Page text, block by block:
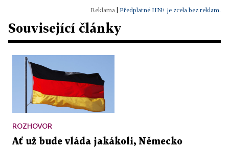
Předplatné HN+ je zcela bez reklam.
Související články
ROZHOVOR
Ať už bude vláda jakákoli, Německo